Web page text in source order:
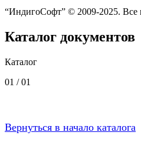
“ИндигоСофт” © 2009-2025.
Каталог документов
Каталог
01 /01
Вернуться в начало каталога